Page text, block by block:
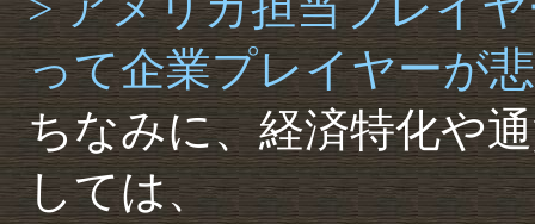
って企業プレイヤーが
ちなみに、経済特化や
しては、